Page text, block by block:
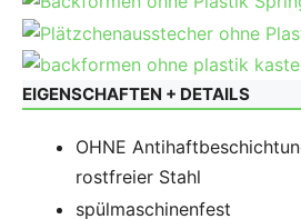
EIGENSCHAFTEN + DETAILS
OHNE
rostfreier Stahl
spülmaschinenfest